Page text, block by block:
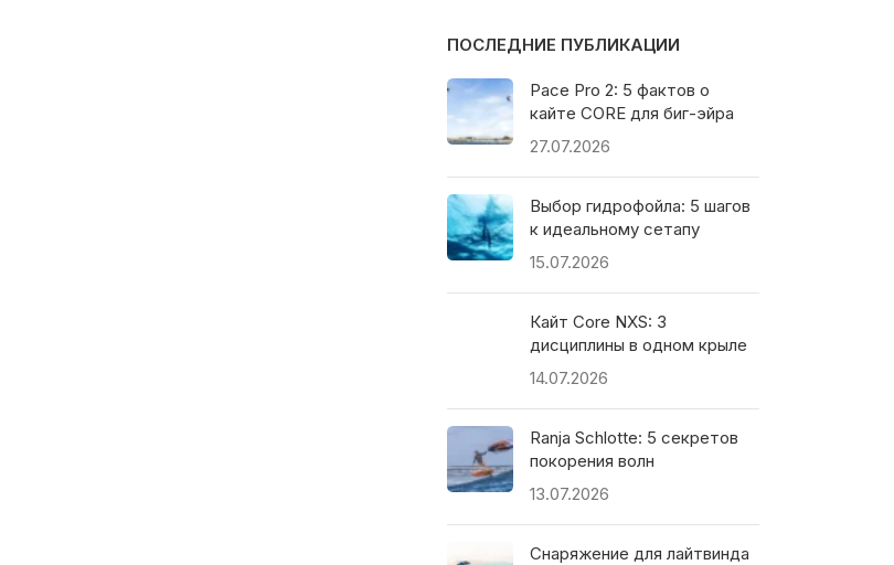
ПОСЛЕДНИЕ ПУБЛИКАЦИИ
Pace Pro 2: 5 фактов о
кайте CORE для биг-эйра
27.07.2026
Выбор гидрофойла: 5 шагов
к идеальному сетапу
15.07.2026
Кайт Core NXS: 3
дисциплины в одном крыле
14.07.2026
Ranja Schlotte: 5 секретов
покорения волн
13.07.2026
Снаряжение для лайтвинда